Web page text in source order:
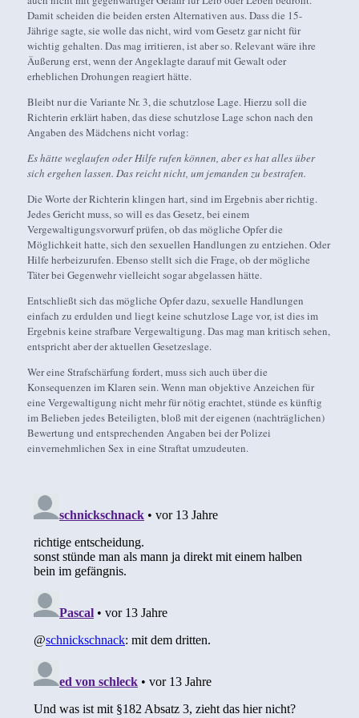
Damit scheiden die beiden ersten Alternativen aus. Dass die 15-
Jährige sagte, sie wolle das nicht, wird vom Gesetz gar nicht für
wichtig gehalten. Das mag irritieren, ist aber so. Relevant wäre ihre
Äußerung erst, wenn der Angeklagte darauf mit Gewalt oder
erheblichen Drohungen reagiert hätte.
Bleibt nur die Variante Nr. 3, die schutzlose Lage. Hierzu soll die
Richterin erklärt haben, das diese schutzlose Lage schon nach den
Angaben des Mädchens nicht vorlag:
Es hätte weglaufen oder Hilfe rufen können, aber es hat alles über
sich ergehen lassen. Das reicht nicht, um jemanden zu bestrafen.
Die Worte der Richterin klingen hart, sind im Ergebnis aber richtig.
Jedes Gericht muss, so will es das Gesetz, bei einem
Vergewaltigungsvorwurf prüfen, ob das mögliche Opfer die
Möglichkeit hatte, sich den sexuellen Handlungen zu entziehen. Oder
Hilfe herbeizurufen. Ebenso stellt sich die Frage, ob der mögliche
Täter bei Gegenwehr vielleicht sogar abgelassen hätte.
Entschließt sich das mögliche Opfer dazu, sexuelle Handlungen
einfach zu erdulden und liegt keine schutzlose Lage vor, ist dies im
Ergebnis keine strafbare Vergewaltigung. Das mag man kritisch sehen,
entspricht aber der aktuellen Gesetzeslage.
Wer eine Strafschärfung fordert, muss sich auch über die
Konsequenzen im Klaren sein. Wenn man objektive Anzeichen für
eine Vergewaltigung nicht mehr für nötig erachtet, stünde es künftig
im Belieben jedes Beteiligten, bloß mit der eigenen (nachträglichen)
Bewertung und entsprechenden Angaben bei der Polizei
einvernehmlichen Sex in eine Straftat umzudeuten.